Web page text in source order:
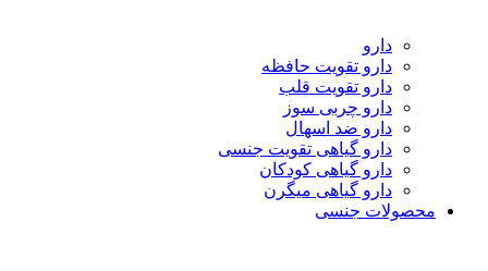
دارو
دارو تقویت حافظه
دارو تقویت قلب
دارو چربی سوز
دارو ضد اسهال
دارو گیاهی تقویت جنسی
دارو گیاهی کودکان
دارو گیاهی میگرن
محصولات جنسی